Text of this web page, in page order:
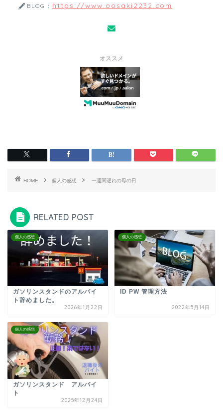
BLOG： https://www.oosaki2232.com
オススメ
HOME 個人の感想 一週間遅れの母の日
RELATED POST
個人の感想
ガソリンスタンドのアルバイ
ト辞めました。
2026年1月22日
個人の感想
ID PW 管理方法
2022年5月14日
個人の感想
ガソリンスタンド アルバイ
ト
2025年12月24日